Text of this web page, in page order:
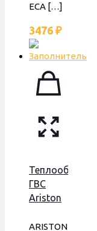
ECA […]
3476 ₽
Теплообменник
ГВС
Ariston
Beretta,
ARISTON